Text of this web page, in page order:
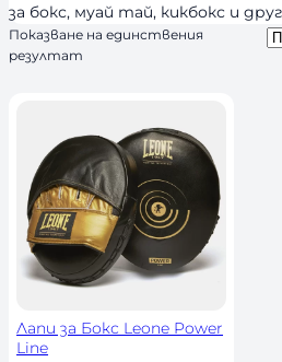
за бокс, муай тай, кикбокс и
Показване на единствения
резултат
Лапи за Бокс Leone Power
Line